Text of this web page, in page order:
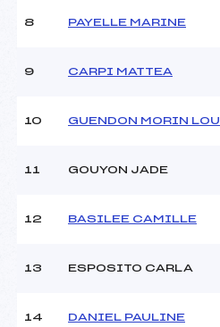
Ouvreurs D :
Météo :
Nombre de portes :
Traceur :
Ouvreurs C :
Ouvreurs E :
8 PAYELLE MARINE
9 CARPI MATTEA
10 GUENDON MORIN LOU
11 GOUYON JADE
12 BASILEE CAMILLE
13 ESPOSITO CARLA
14 DANIEL PAULINE